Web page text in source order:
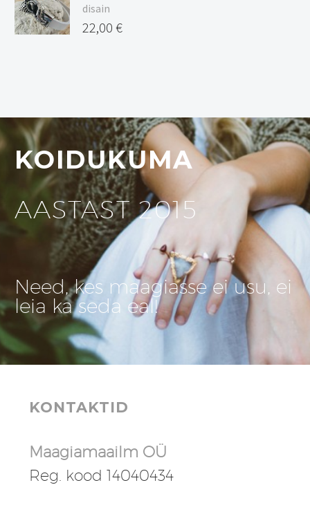
disain
22,00 €
KOIDUKUMA
AASTAST 2015
Need, kes maagiasse ei usu, ei
leia ka seda eal!
KONTAKTID
Maagiamaailm OÜ
Reg. kood 14040434